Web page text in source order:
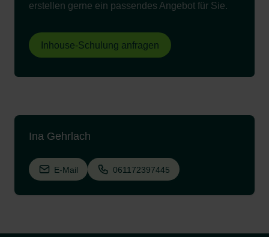
erstellen gerne ein passendes Angebot für Sie.
Inhouse-Schulung anfragen
Ina Gehrlach
E-Mail 061172397445